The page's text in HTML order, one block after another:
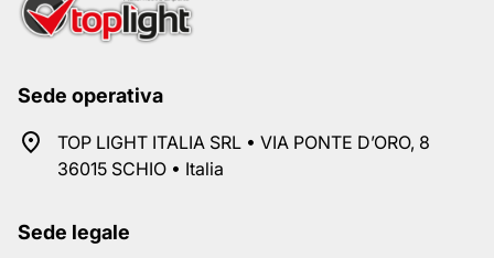
Sede operativa
TOP LIGHT ITALIA SRL • VIA PONTE D’ORO, 8
36015 SCHIO • Italia
Sede legale